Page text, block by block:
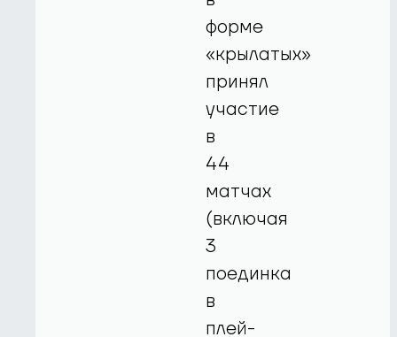
форме
«крылатых»
принял
участие
в
44
матчах
(включая
3
поединка
в
плей-